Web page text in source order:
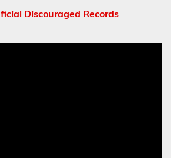
Discouraged Records